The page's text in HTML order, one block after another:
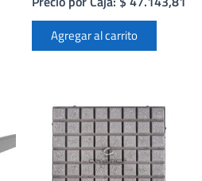
Agregar al carrito